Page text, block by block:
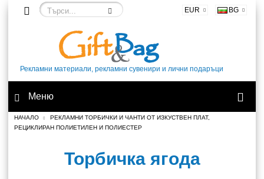
EUR BG
Рекламни материали, рекламни сувенири и лични подаръци
Меню
НАЧАЛО
РЕКЛАМНИ ТОРБИЧКИ И ЧАНТИ ОТ ИЗКУСТВЕН ПЛАТ,
РЕЦИКЛИРАН ПОЛИЕТИЛЕН И ПОЛИЕСТЕР
Торбичка ягода